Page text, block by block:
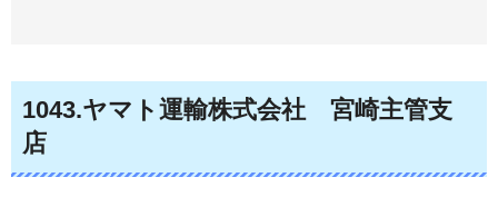
1043.ヤマト運輸株式会社 宮崎主管支
店